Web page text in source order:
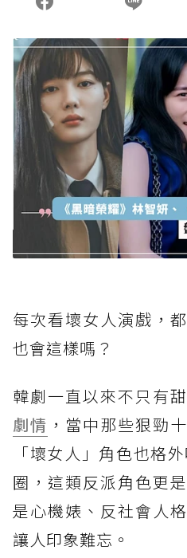
每次看壞女人演戲，
也會這樣嗎？
韓劇一直以來不只有
劇情 ，當中那些狠勁
「壞女人」角色也格
圈，這類反派角色更
是心機婊、反社會人
讓人印象難忘。